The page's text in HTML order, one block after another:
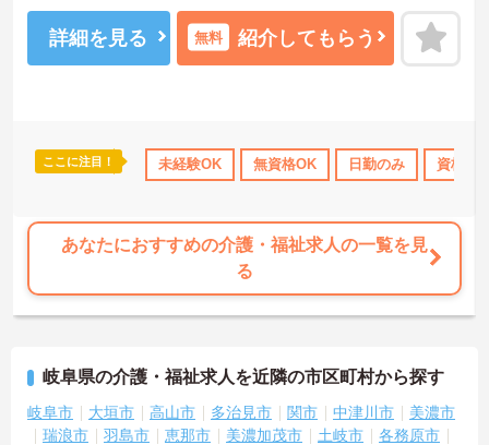
無資格OK 社会保険完備 交通費支給
ご興味をお持ちの方には詳細の情報や面接のポイントをお伝えしま
すのでお気軽にお問い合わせくださいませ。
詳細を見る 無料 紹介してもらう
ここに注目！ 未経験OK 無資格OK 日勤のみ 資格取
あなたにおすすめの介護・福祉求人の一覧を見
る
岐阜県の介護・福祉求人を近隣の市区町村から探す
岐阜市 大垣市 高山市 多治見市 関市 中津川市
美濃市
瑞浪市
羽島市 恵那市 美濃加茂市 土岐市
各務原市